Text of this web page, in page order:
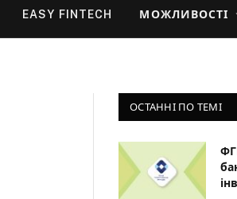
EASY FINTECH МОЖЛИВОСТІ
ОСТАННІ ПО ТЕМІ